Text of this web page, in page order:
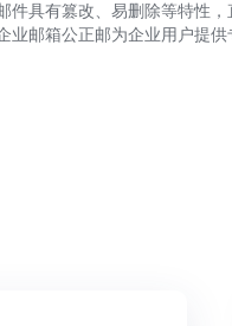
具有篡改、易删除等特性
邮箱公正邮为企业用户提供